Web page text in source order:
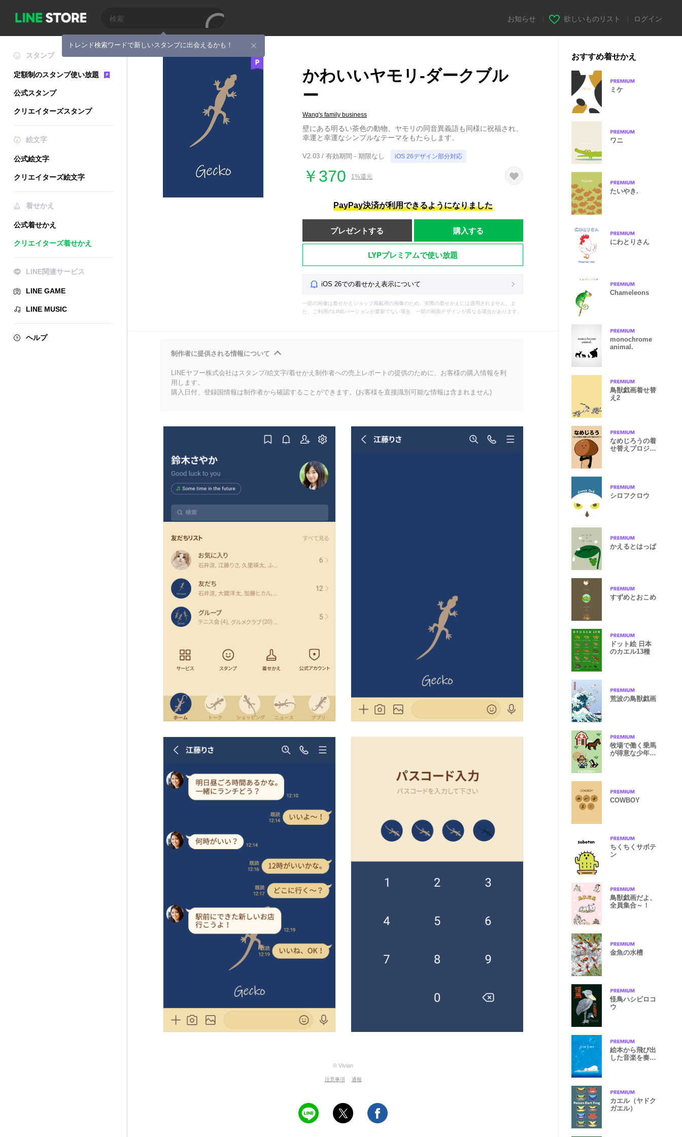
トレンド検索ワードで新しいスタンプに出会えるかも！
お知らせ 欲しいものリスト ログイン
スタンプ
定額制のスタンプ使い放題
公式スタンプ
クリエイターズスタンプ
絵文字
公式絵文字
クリエイターズ絵文字
着せかえ
公式着せかえ
クリエイターズ着せかえ
LINE関連サービス
LINE GAME
LINE MUSIC
ヘルプ
かわいいヤモリ-ダークブル
ー
Wang's family business
壁にある明るい茶色の動物、ヤモリの同音異義語も同様に祝福され、
幸運と幸運なシンプルなテーマをもたらします。
V2.03 / 有効期間 - 期限なし iOS 26デザイン部分対応
￥370 1%還元
PayPay決済が利用できるようになりました
プレゼントする 購入する
LYPプレミアムで使い放題
iOS 26での着せかえ表示について
一部の画像は着せかえショップ掲載用の画像のため、実際の着せかえには適用されません。ま
た、ご利用のLINEバージョンが最新でない場合、一部の画面デザインが異なる場合があります。
制作者に提供される情報について
LINEヤフー株式会社はスタンプ/絵文字/着せかえ制作者への売上レポートの提供のために、お客様の購入情報を利
用します。
購入日付、登録国情報は制作者から確認することができます。(お客様を直接識別可能な情報は含まれません)
© Vivian
注意事項 通報
おすすめ着せかえ
ミケ
ワニ
たいやき.
にわとりさん
Chameleons
monochrome
animal.
鳥獣戯画着せ替
え2
なめじろうの着
せ替えプロジェ
シロフクロウ
かえるとはっぱ
すずめとおこめ
ドット絵 日本
のカエル13種
荒波の鳥獣戯画
牧場で働く乗馬
が得意な少年
COWBOY
ちくちくサボテ
ン
鳥獣戯画だよ、
全員集合～！
金魚の水槽
怪鳥ハシビロコ
ウ
絵本から飛び出
した音楽を奏で
カエル（ヤドク
ガエル）